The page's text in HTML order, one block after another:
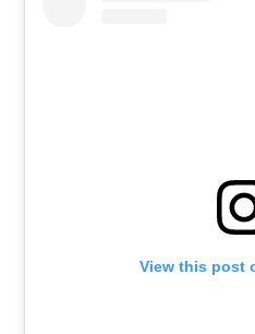
View this post